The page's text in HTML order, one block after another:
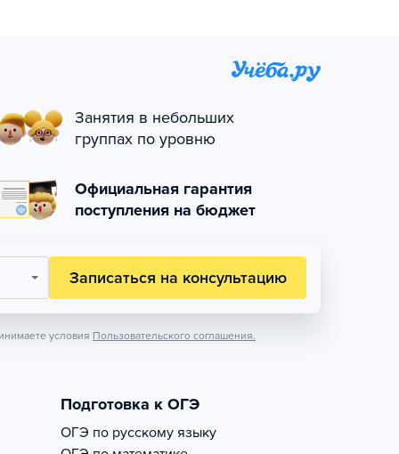
Занятия в небольших
группах по уровню
Официальная гарантия
поступления на бюджет
Записаться на консультацию
условия Пользовательского соглашения.
Подготовка к ОГЭ
ОГЭ по русскому языку